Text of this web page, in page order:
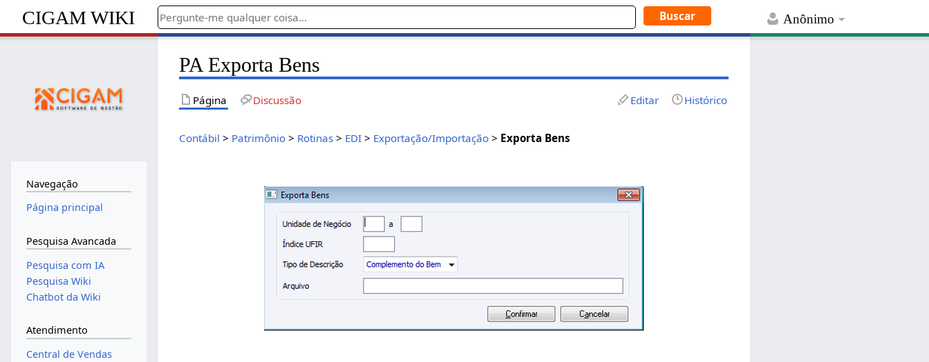
Anônimo
CIGAM WIKI
PA Exporta Bens
Página Discussão Editar Histórico
Contábil > Patrimônio > Rotinas > EDI > Exportação/Importação > Exporta Bens
Navegação
Página principal
Pesquisa Avancada
Pesquisa com IA
Pesquisa Wiki
Chatbot da Wiki
Atendimento
Central de Vendas